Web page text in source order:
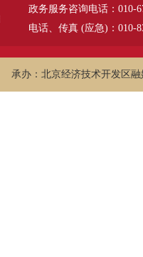
政务服务咨询电话：010-
电话、传真 (应急)：010-
承办：北京经济技术开发区